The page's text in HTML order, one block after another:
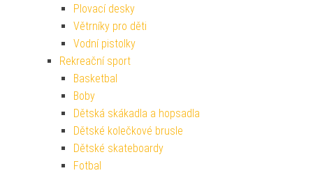
Plovací desky
Větrníky pro děti
Vodní pistolky
Rekreační sport
Basketbal
Boby
Dětská skákadla a hopsadla
Dětské kolečkové brusle
Dětské skateboardy
Fotbal